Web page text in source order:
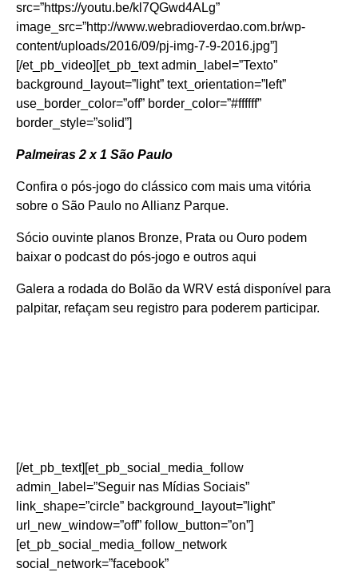
src=”https://youtu.be/kl7QGwd4ALg”
image_src=”http://www.webradioverdao.com.br/wp-
content/uploads/2016/09/pj-img-7-9-2016.jpg”]
[/et_pb_video][et_pb_text admin_label=”Texto”
background_layout=”light” text_orientation=”left”
use_border_color=”off” border_color=”#ffffff”
border_style=”solid”]
Palmeiras 2 x 1 São Paulo
Confira o pós-jogo do clássico com mais uma vitória
sobre o São Paulo no Allianz Parque.
Sócio ouvinte planos Bronze, Prata ou Ouro podem
baixar o podcast do pós-jogo e outros aqui
Galera a rodada do Bolão da WRV está disponível para
palpitar, refaçam seu registro para poderem participar.
[/et_pb_text][et_pb_social_media_follow
admin_label=”Seguir nas Mídias Sociais”
link_shape=”circle” background_layout=”light”
url_new_window=”off” follow_button=”on”]
[et_pb_social_media_follow_network
social_network=”facebook”